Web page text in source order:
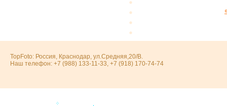
TopFoto: Россия, Краснодар, ул.Средняя,20/В.
Наш телефон: +7 (988) 133-11-33, +7 (918) 170-74-74